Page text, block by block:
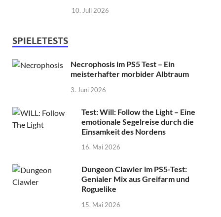
10. Juli 2026
SPIELETESTS
Necrophosis im PS5 Test – Ein
meisterhafter morbider Albtraum
3. Juni 2026
Test: Will: Follow the Light – Eine
emotionale Segelreise durch die
Einsamkeit des Nordens
16. Mai 2026
Dungeon Clawler im PS5-Test:
Genialer Mix aus Greifarm und
Roguelike
15. Mai 2026